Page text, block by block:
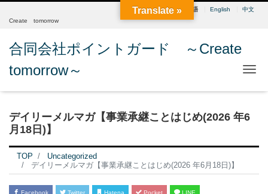
日本語 English
中文
Create tomorrow
合同会社ポイントガード ～Create
tomorrow～
デイリーメルマガ【事業承継ことはじめ(2026 年6
月18日)】
TOP
Uncategorized
デイリーメルマガ【事業承継ことはじめ(2026 年6月18日)】
Facebook Twitter Hatena Pocket LINE
Translate »